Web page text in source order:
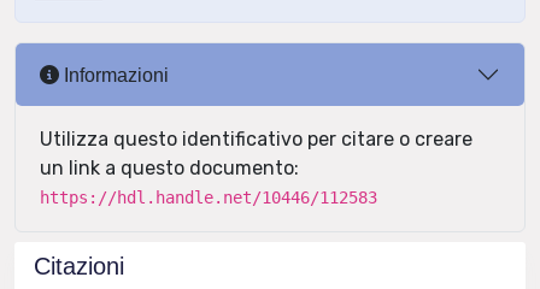
Informazioni
Utilizza questo identificativo per citare o creare
un link a questo documento:
https://hdl.handle.net/10446/112583
Citazioni